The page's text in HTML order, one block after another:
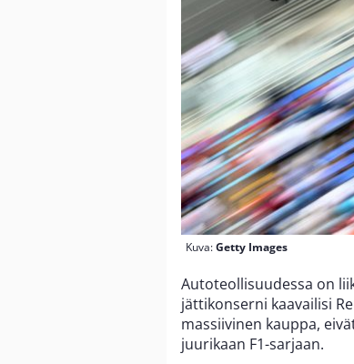
Kuva:Getty Images
Autoteollisuudessa on
jättikonserni kaavailisi
massiivinen kauppa,
juurikaan F1-sarjaan.